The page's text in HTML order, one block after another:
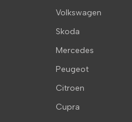
Volkswagen
Skoda
Mercedes
Peugeot
Citroen
Cupra